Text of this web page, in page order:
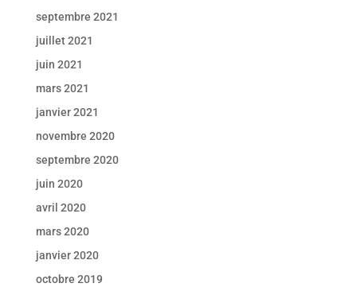
septembre 2021
juillet 2021
juin 2021
mars 2021
janvier 2021
novembre 2020
septembre 2020
juin 2020
avril 2020
mars 2020
janvier 2020
octobre 2019